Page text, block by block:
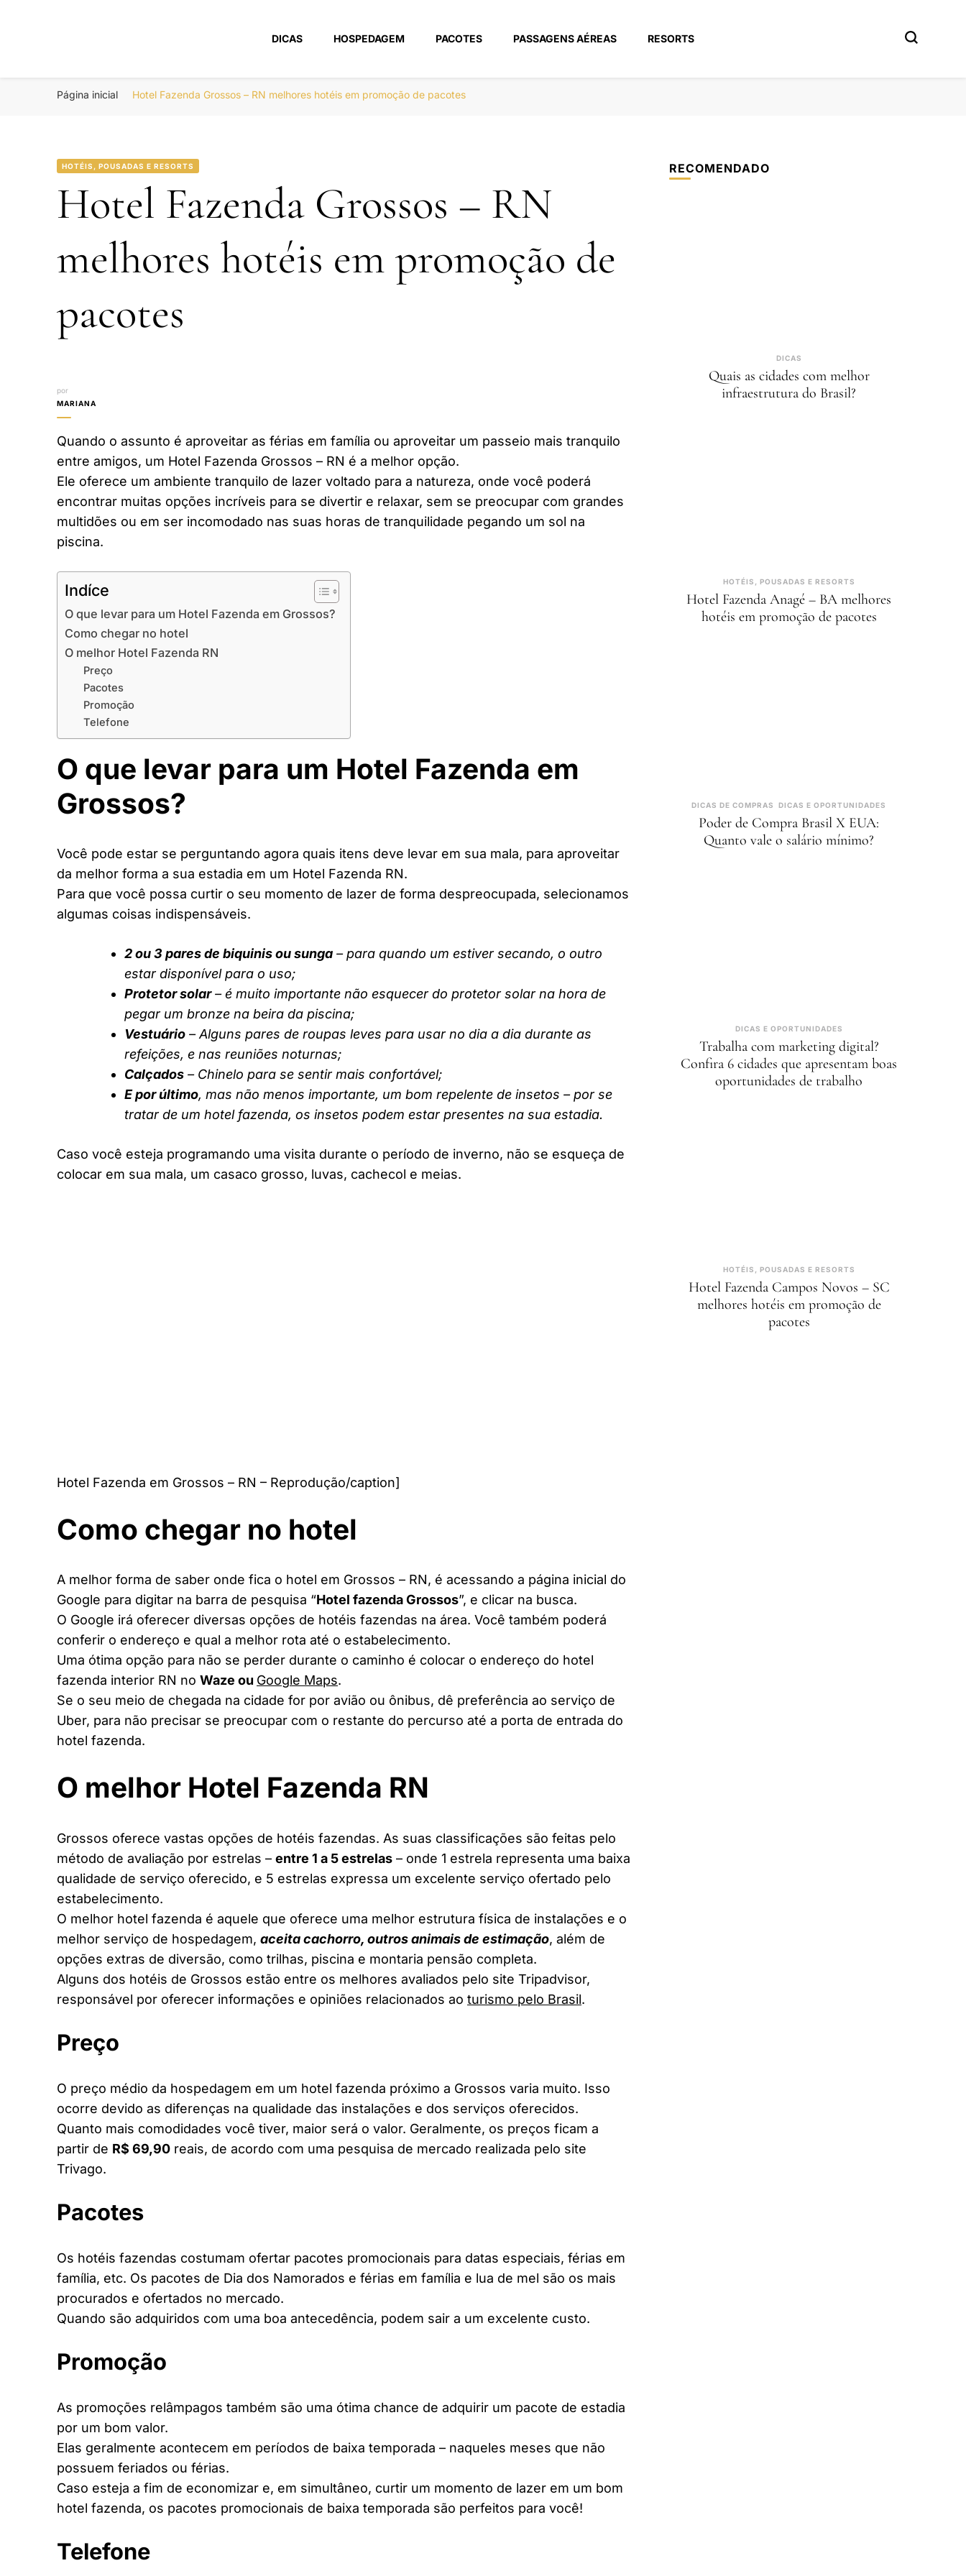
Portal Boa Viagem
DICAS HOSPEDAGEM PACOTES PASSAGENS AÉREAS RESORTS
Página inicial Hotel Fazenda Grossos – RN melhores hotéis em promoção de pacotes
HOTÉIS, POUSADAS E RESORTS
Hotel Fazenda Grossos – RN
melhores hotéis em promoção de
pacotes
por
MARIANA
Quando o assunto é aproveitar as férias em família ou aproveitar um passeio mais tranquilo
entre amigos, um Hotel Fazenda Grossos – RN é a melhor opção.
Ele oferece um ambiente tranquilo de lazer voltado para a natureza, onde você poderá
encontrar muitas opções incríveis para se divertir e relaxar, sem se preocupar com grandes
multidões ou em ser incomodado nas suas horas de tranquilidade pegando um sol na
piscina.
Indíce
O que levar para um Hotel Fazenda em Grossos?
Como chegar no hotel
O melhor Hotel Fazenda RN
Preço
Pacotes
Promoção
Telefone
O que levar para um Hotel Fazenda em
Grossos?
Você pode estar se perguntando agora quais itens deve levar em sua mala, para aproveitar
da melhor forma a sua estadia em um Hotel Fazenda RN.
Para que você possa curtir o seu momento de lazer de forma despreocupada, selecionamos
algumas coisas indispensáveis.
2 ou 3 pares de biquinis ou sunga – para quando um estiver secando, o outro
estar disponível para o uso;
Protetor solar– é muito importante não esquecer do protetor solar na hora de
pegar um bronze na beira da piscina;
Vestuário – Alguns pares de roupas leves para usar no dia a dia durante as
refeições, e nas reuniões noturnas;
Calçados – Chinelo para se sentir mais confortável;
E por último, mas não menos importante, um bom repelente de insetos – por se
tratar de um hotel fazenda, os insetos podem estar presentes na sua estadia.
Caso você esteja programando uma visita durante o período de inverno, não se esqueça de
colocar em sua mala, um casaco grosso, luvas, cachecol e meias.
Hotel Fazenda em Grossos – RN – Reprodução/caption]
Como chegar no hotel
A melhor forma de saber onde fica o hotel em Grossos – RN, é acessando a página inicial do
Google para digitar na barra de pesquisa “Hotel fazenda Grossos”, e clicar na busca.
O Google irá oferecer diversas opções de hotéis fazendas na área. Você também poderá
conferir o endereço e qual a melhor rota até o estabelecimento.
Uma ótima opção para não se perder durante o caminho é colocar o endereço do hotel
fazenda interior RN no Waze ou Google Maps.
Se o seu meio de chegada na cidade for por avião ou ônibus, dê preferência ao serviço de
Uber, para não precisar se preocupar com o restante do percurso até a porta de entrada do
hotel fazenda.
O melhor Hotel Fazenda RN
Grossos oferece vastas opções de hotéis fazendas. As suas classificações são feitas pelo
método de avaliação por estrelas – entre 1 a 5 estrelas – onde 1 estrela representa uma baixa
qualidade de serviço oferecido, e 5 estrelas expressa um excelente serviço ofertado pelo
estabelecimento.
O melhor hotel fazenda é aquele que oferece uma melhor estrutura física de instalações e o
melhor serviço de hospedagem, aceita cachorro, outros animais de estimação, além de
opções extras de diversão, como trilhas, piscina e montaria pensão completa.
Alguns dos hotéis de Grossos estão entre os melhores avaliados pelo site Tripadvisor,
responsável por oferecer informações e opiniões relacionados ao turismo pelo Brasil.
Preço
O preço médio da hospedagem em um hotel fazenda próximo a Grossos varia muito. Isso
ocorre devido as diferenças na qualidade das instalações e dos serviços oferecidos.
Quanto mais comodidades você tiver, maior será o valor. Geralmente, os preços ficam a
partir de R$ 69,90 reais, de acordo com uma pesquisa de mercado realizada pelo site
Trivago.
Pacotes
Os hotéis fazendas costumam ofertar pacotes promocionais para datas especiais, férias em
família, etc. Os pacotes de Dia dos Namorados e férias em família e lua de mel são os mais
procurados e ofertados no mercado.
Quando são adquiridos com uma boa antecedência, podem sair a um excelente custo.
Promoção
As promoções relâmpagos também são uma ótima chance de adquirir um pacote de estadia
por um bom valor.
Elas geralmente acontecem em períodos de baixa temporada – naqueles meses que não
possuem feriados ou férias.
Caso esteja a fim de economizar e, em simultâneo, curtir um momento de lazer em um bom
hotel fazenda, os pacotes promocionais de baixa temporada são perfeitos para você!
Telefone
RECOMENDADO
DICAS
Quais as cidades com melhor
infraestrutura do Brasil?
HOTÉIS, POUSADAS E RESORTS
Hotel Fazenda Anagé – BA melhores
hotéis em promoção de pacotes
DICAS DE COMPRAS DICAS E OPORTUNIDADES
Poder de Compra Brasil X EUA:
Quanto vale o salário mínimo?
DICAS E OPORTUNIDADES
Trabalha com marketing digital?
Confira 6 cidades que apresentam boas
oportunidades de trabalho
HOTÉIS, POUSADAS E RESORTS
Hotel Fazenda Campos Novos – SC
melhores hotéis em promoção de
pacotes